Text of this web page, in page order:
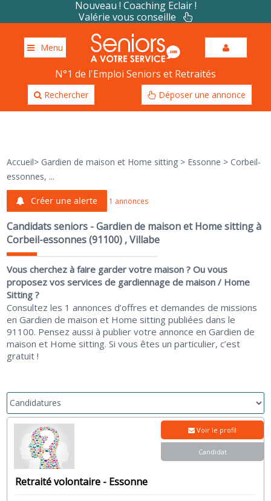
Nouveau ! Coaching Eclair !
Valérie vous conseille
Menu
N°1 de l'Emploi Seniors et Retraités
Rechercher Déposer une annonce
Accueil> Gardien de maison et Home sitting > Essonne > Corbeil-
essonnes, ...
Créer une alerte 1 annonces
Candidats seniors - Gardien de maison et Home sitting à
Corbeil-essonnes (91100) , Villabe
Vous cherchez à faire garder votre maison ? Ou vous
proposez vos services de gardiennage de maison / Home
Sitting ?
Consultez les 1 annonces d’offres et demandes de missions
en Gardien de maison et Home sitting publiées dans le
91100. Pensez aussi à publier votre annonce en Gardien de
maison et Home sitting. Si vous êtes un particulier, c’est
gratuit !
Retraité volontaire - Essonne
Voir le profil
Candidat